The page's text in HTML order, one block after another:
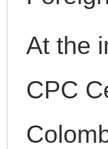
At the
CPC
东山县通报“牛